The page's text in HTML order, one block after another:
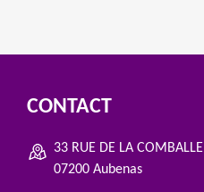
CONTACT
33 RUE DE LA COMBALLE
07200 Aubenas